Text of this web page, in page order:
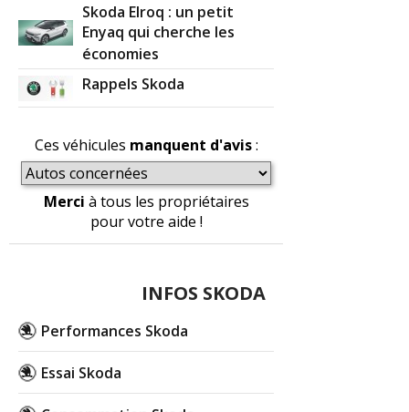
Skoda Elroq : un petit
Enyaq qui cherche les
économies
Rappels Skoda
Ces véhicules manquent d'avis:
Merci à tous les propriétaires
pour votre aide !
INFOS SKODA
Performances Skoda
Essai Skoda